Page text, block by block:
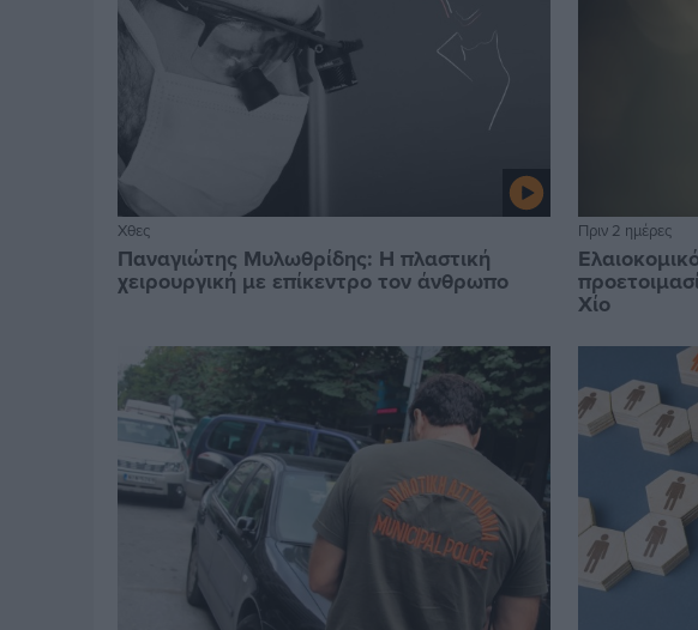
Χθες
Παναγιώτης Μυλωθρίδης: Η πλαστική
χειρουργική με επίκεντρο τον άνθρωπο
Πριν 2 ημέρες
Χίο